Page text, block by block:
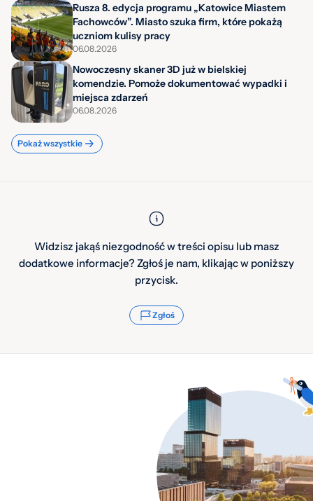
Rusza 8. edycja programu „Katowice Miastem
Fachowców”. Miasto szuka firm, które pokażą
uczniom kulisy pracy
06.08.2026
Nowoczesny skaner 3D już w bielskiej
komendzie. Pomoże dokumentować wypadki i
miejsca zdarzeń
06.08.2026
Pokaż wszystkie
Widzisz jakąś niezgodność w treści opisu lub masz
dodatkowe informacje? Zgłoś je nam, klikając w poniższy
przycisk.
Zgłoś